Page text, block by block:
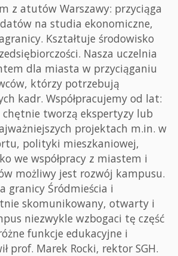
z atutów Warszawy: przyciąga
na studia ekonomiczne,
Kształtuje środowisko
Nasza uczelnia
dla miasta w przyciąganiu
którzy potrzebują
kadr. Współpracujemy od lat:
chętnie tworzą ekspertyzy lub
projektach m.in. w
polityki mieszkaniowej,
we współpracy z miastem i
możliwy jest rozwój kampusu.
granicy Śródmieścia i
skomunikowany, otwarty i
niezwykle wzbogaci tę część
funkcje edukacyjne i
prof. Marek Rocki, rektor SGH.